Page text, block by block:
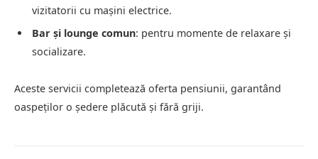
vizitatorii cu mașini electrice.
Bar și lounge comun: pentru momente de relaxare și
socializare.
Aceste servicii completează oferta pensiunii, garantând
oaspeților o ședere plăcută și fără griji.